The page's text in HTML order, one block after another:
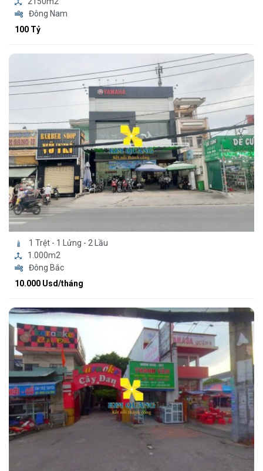
Đông Nam
100 Tỷ
1 Trệt - 1 Lửng - 2 Lầu
1.000m2
Đông Bắc
10.000 Usd/tháng